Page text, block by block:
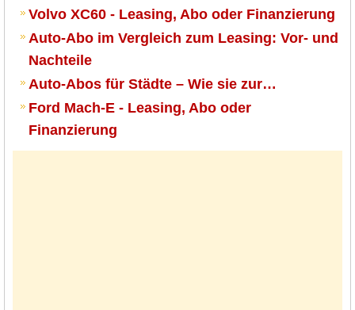
Volvo XC60 - Leasing, Abo oder Finanzierung
Auto-Abo im Vergleich zum Leasing: Vor- und
Nachteile
Auto-Abos für Städte – Wie sie zur…
Ford Mach-E - Leasing, Abo oder
Finanzierung